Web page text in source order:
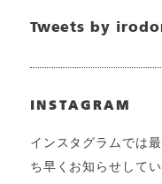
Tweets by
INSTAGRAM
インスタグラムでは
ち早くお知らせして